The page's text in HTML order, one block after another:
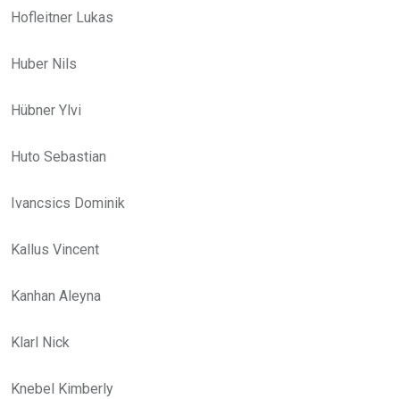
Hofleitner Lukas
Huber Nils
Hübner Ylvi
Huto Sebastian
Ivancsics Dominik
Kallus Vincent
Kanhan Aleyna
Klarl Nick
Knebel Kimberly